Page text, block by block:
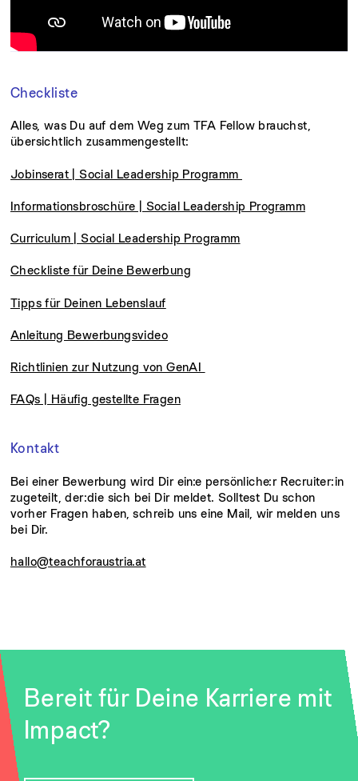
Checkliste
Alles, was Du auf dem Weg zum TFA Fellow brauchst,
übersichtlich zusammengestellt:
Jobinserat | Social Leadership Programm
Informationsbroschüre | Social Leadership Programm
Curriculum | Social Leadership Programm
Checkliste für Deine Bewerbung
Tipps für Deinen Lebenslauf
Anleitung Bewerbungsvideo
Richtlinien zur Nutzung von GenAI
FAQs | Häufig gestellte Fragen
Kontakt
Bei einer Bewerbung wird Dir ein:e persönliche:r Recruiter:in
zugeteilt, der:die sich bei Dir meldet. Solltest Du schon
vorher Fragen haben, schreib uns eine Mail, wir melden uns
bei Dir.
hallo@teachforaustria.at
Bereit für Deine Karriere mit
Impact?